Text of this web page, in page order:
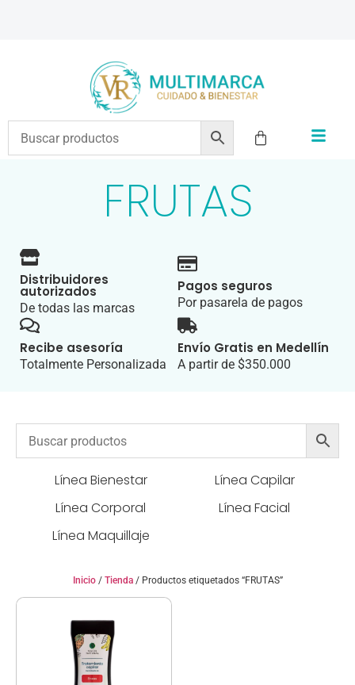
ENVÍOS A TODO EL PAÍS | RECIBIMOS TODOS LOS MEDIOS DE PAGO
FRUTAS
Distribuidores
autorizados
De todas las marcas
Pagos seguros
Por pasarela de pagos
Recibe asesoría
Totalmente Personalizada
Envío Gratis en Medellín
A partir de $350.000
Línea Bienestar
Línea Capilar
Línea Corporal
Línea Facial
Línea Maquillaje
Inicio/ Tienda/ Productos etiquetados “FRUTAS”